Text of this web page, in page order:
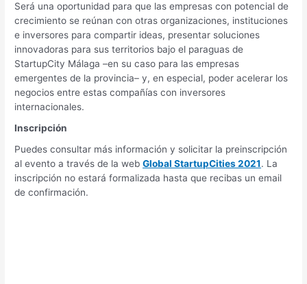
Será una oportunidad para que las empresas con potencial de
crecimiento se reúnan con otras organizaciones, instituciones
e inversores para compartir ideas, presentar soluciones
innovadoras para sus territorios bajo el paraguas de
StartupCity Málaga –en su caso para las empresas
emergentes de la provincia– y, en especial, poder acelerar los
negocios entre estas compañías con inversores
internacionales.
Inscripción
Puedes consultar más información y solicitar la preinscripción
al evento a través de la webGlobal StartupCities 2021. La
inscripción no estará formalizada hasta que recibas un email
de confirmación.